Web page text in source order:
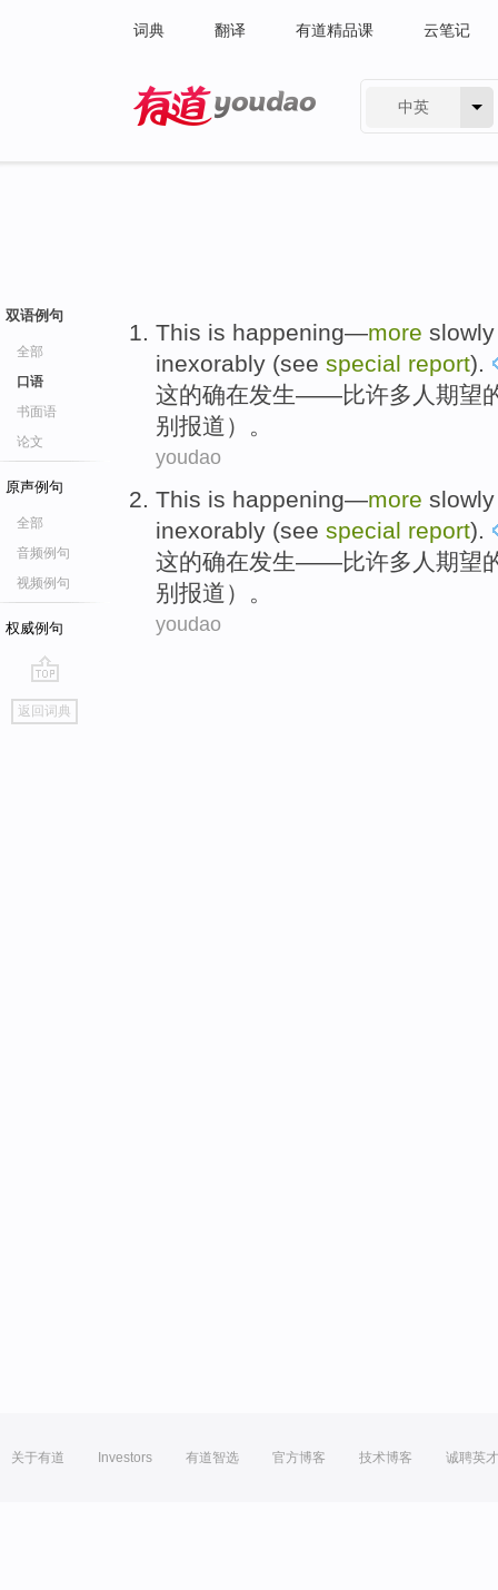
词典 翻译 有道精品课 云笔记
中英
双语例句
全部
口语
书面语
论文
原声例句
全部
音频例句
视频例句
权威例句
go
top
返回词典
This is happening—more slowly
inexorably (see special report).
这的确在发生——比许多人 期望
别报道）。
youdao
This is happening—more slowly
inexorably (see special report).
这的确在发生——比许多人 期望
别报道）。
youdao
关于有道 Investors 有道智选 官方博客 技术博客 诚聘英才